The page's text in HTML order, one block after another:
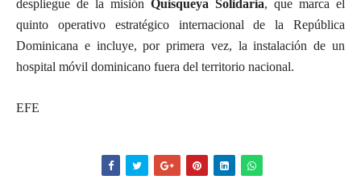
despliegue de la misión Quisqueya Solidaria, que marca el
quinto operativo estratégico internacional de la República
Dominicana e incluye, por primera vez, la instalación de un
hospital móvil dominicano fuera del territorio nacional.
EFE